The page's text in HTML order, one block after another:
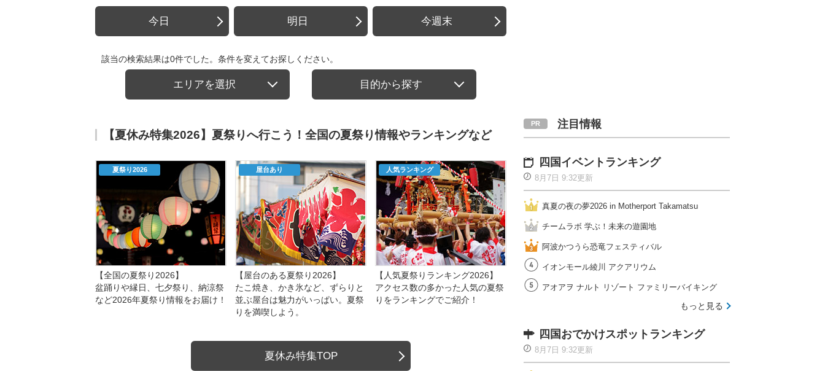
今日 明日 今週末
該当の検索結果は0件でした。条件を変えてお探しください。
エリアを選択 目的から探す
【夏休み特集2026】夏祭りへ行こう！全国の夏祭り情報やランキングなど
夏祭り2026
【全国の夏祭り2026】
盆踊りや縁日、七夕祭り、納涼祭
など2026年夏祭り情報をお届け！
屋台あり
【屋台のある夏祭り2026】
たこ焼き、かき氷など、ずらりと
並ぶ屋台は魅力がいっぱい。夏祭
りを満喫しよう。
人気ランキング
【人気夏祭りランキング2026】
アクセス数の多かった人気の夏祭
りをランキングでご紹介！
夏休み特集TOP
注目情報
四国イベントランキング
8月7日 9:32更新
真夏の夜の夢2026 in Motherport Takamatsu
チームラボ 学ぶ！未来の遊園地
阿波かつうら恐竜フェスティバル
イオンモール綾川 アクアリウム
アオアヲ ナルト リゾート ファミリーバイキング
もっと見る
四国おでかけスポットランキング
8月7日 9:32更新